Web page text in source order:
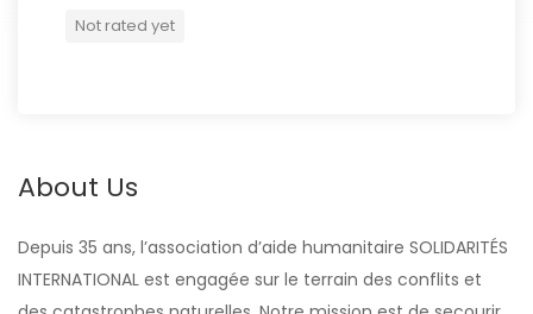
Not rated yet
About Us
Depuis 35 ans, l’association d’aide humanitaire SOLIDARITÉS
INTERNATIONAL est engagée sur le terrain des conflits et